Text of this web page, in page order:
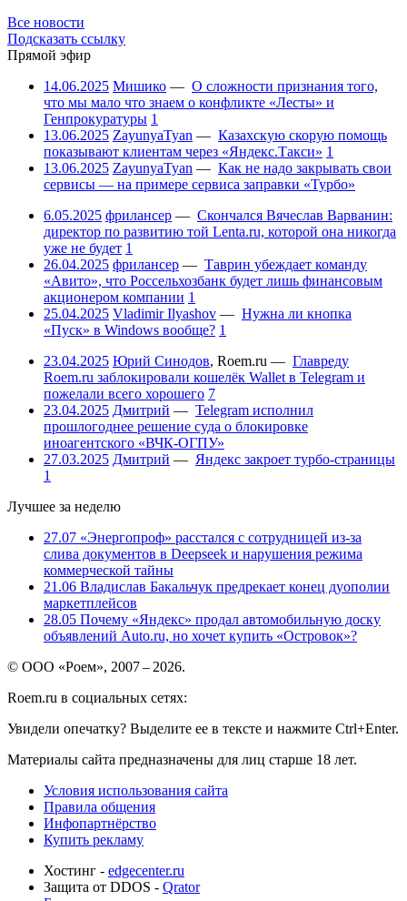
Все новости
Подсказать ссылку
Прямой эфир
14.06.2025 Мишико — О сложности признания того,
что мы мало что знаем о конфликте «Лесты» и
Генпрокуратуры 1
13.06.2025 ZayunyaTyan — Казахскую скорую помощь
показывают клиентам через «Яндекс.Такси» 1
13.06.2025 ZayunyaTyan — Как не надо закрывать свои
сервисы — на примере сервиса заправки «Турбо»
6.05.2025 фрилансер — Скончался Вячеслав Варванин:
директор по развитию той Lenta.ru, которой она никогда
уже не будет 1
26.04.2025 фрилансер — Таврин убеждает команду
«Авито», что Россельхозбанк будет лишь финансовым
акционером компании 1
25.04.2025 Vladimir Ilyashov — Нужна ли кнопка
«Пуск» в Windows вообще? 1
23.04.2025 Юрий Синодов, Roem.ru — Главреду
Roem.ru заблокировали кошелёк Wallet в Telegram и
пожелали всего хорошего 7
23.04.2025 Дмитрий — Telegram исполнил
прошлогоднее решение суда о блокировке
иноагентского «ВЧК-ОГПУ»
27.03.2025 Дмитрий — Яндекс закроет турбо-страницы
1
Лучшее за неделю
27.07 «Энергопроф» расстался с сотрудницей из-за
слива документов в Deepseek и нарушения режима
коммерческой тайны
21.06 Владислав Бакальчук предрекает конец дуополии
маркетплейсов
28.05 Почему «Яндекс» продал автомобильную доску
объявлений Auto.ru, но хочет купить «Островок»?
© ООО «Роем», 2007 – 2026.
Roem.ru в социальных сетях:
Увидели опечатку? Выделите ее в тексте и нажмите Ctrl+Enter.
Материалы сайта предназначены для лиц старше 18 лет.
Условия использования сайта
Правила общения
Инфопартнёрство
Купить рекламу
Хостинг - edgecenter.ru
Защита от DDOS - Qrator